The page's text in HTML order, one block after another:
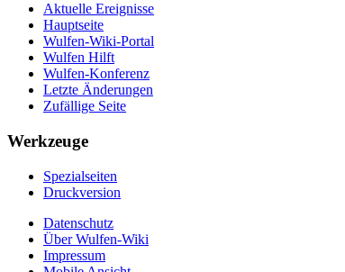
Aktuelle Ereignisse
Hauptseite
Wulfen-Wiki-Portal
Wulfen Hilft
Wulfen-Konferenz
Letzte Änderungen
Zufällige Seite
Werkzeuge
Spezialseiten
Druckversion
Datenschutz
Über Wulfen-Wiki
Impressum